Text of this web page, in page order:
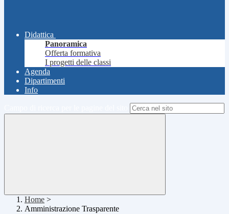
Didattica
Panoramica
Offerta formativa
I progetti delle classi
Agenda
Dipartimenti
Info
Home >
Amministrazione Trasparente